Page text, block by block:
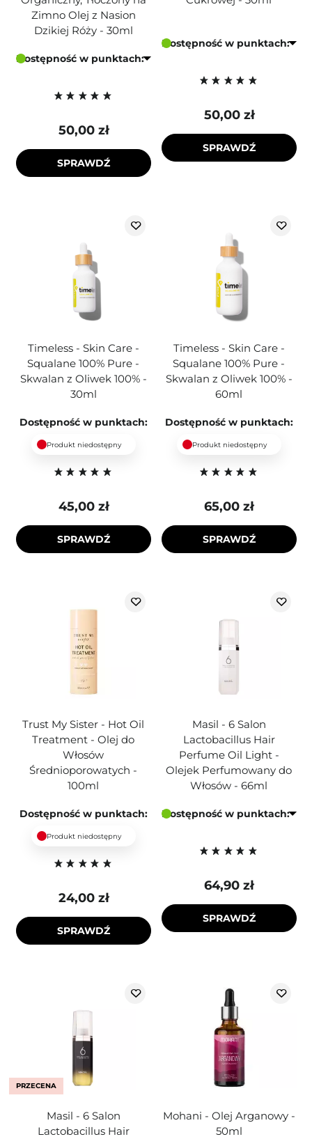
Zimno Olej z Nasion
Dzikiej Róży - 30ml
Dostępność w punktach:
50,00 zł
SPRAWDŹ
Dostępność w punktach:
50,00 zł
SPRAWDŹ
Timeless - Skin Care -
Squalane 100% Pure -
Skwalan z Oliwek 100% -
30ml
Dostępność w punktach:
Produkt niedostępny
45,00 zł
SPRAWDŹ
Timeless - Skin Care -
Squalane 100% Pure -
Skwalan z Oliwek 100% -
60ml
Dostępność w punktach:
Produkt niedostępny
65,00 zł
SPRAWDŹ
Trust My Sister - Hot Oil
Treatment - Olej do
Włosów
Średnioporowatych -
100ml
Dostępność w punktach:
Produkt niedostępny
24,00 zł
SPRAWDŹ
Masil - 6 Salon
Lactobacillus Hair
Perfume Oil Light -
Olejek Perfumowany do
Włosów - 66ml
Dostępność w punktach:
64,90 zł
SPRAWDŹ
PRZECENA
Masil - 6 Salon
Lactobacillus Hair
Mohani - Olej Arganowy -
50ml